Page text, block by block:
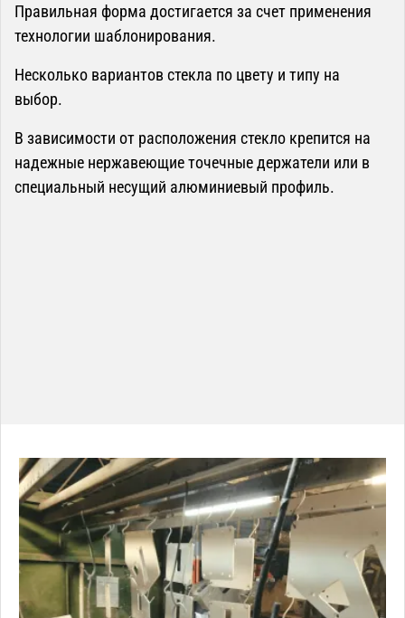
Правильная форма достигается за счет применения
технологии шаблонирования.
Несколько вариантов стекла по цвету и типу на
выбор.
В зависимости от расположения стекло крепится на
надежные нержавеющие точечные держатели или в
специальный несущий алюминиевый профиль.